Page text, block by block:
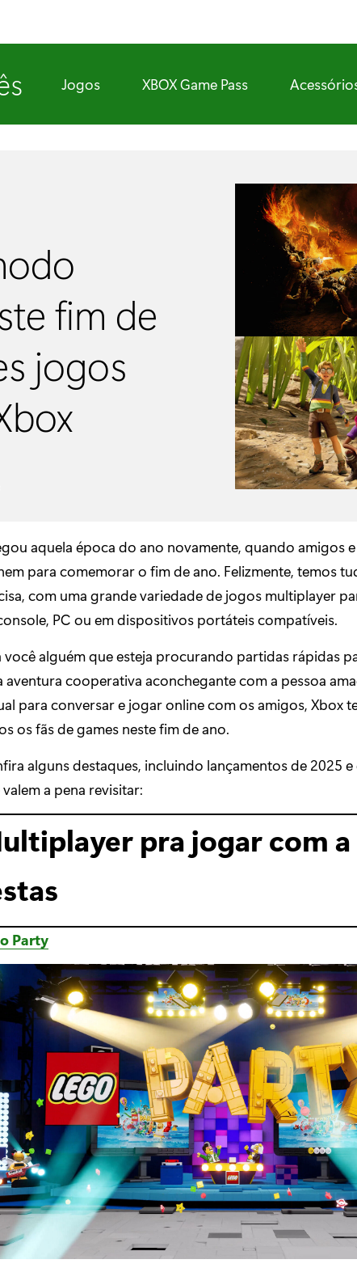
Jogos XBOX Game Pass
fim de
jogos
aquela época do ano novamente, quando amigos
para comemorar o fim de ano. Felizmente, temos
com uma grande variedade de jogos multiplayer
PC ou em dispositivos portáteis compatíveis.
você alguém que esteja procurando partidas rápidas
aventura cooperativa aconchegante com a pessoa
para conversar e jogar online com os amigos, Xbox
os fãs de games neste fim de ano.
alguns destaques, incluindo lançamentos de 2025
a pena revisitar:
pra jogar com a
Party